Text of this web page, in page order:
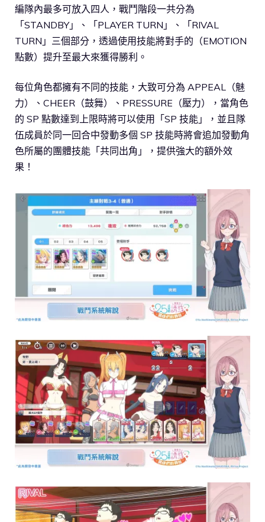
編隊內最多可放入四人，戰鬥階段一共分為
「STANDBY」、「PLAYER TURN」、「RIVAL
TURN」三個部分，透過使用技能將對手的（EMOTION
點數）提升至最大來獲得勝利。
每位角色都擁有不同的技能，大致可分為 APPEAL（魅
力）、CHEER（鼓舞）、PRESSURE（壓力），當角色
的 SP 點數達到上限時將可以使用「SP 技能」，並且隊
伍成員於同一回合中發動多個 SP 技能時將會追加發動角
色所屬的團體技能「共同出角」，提供強大的額外效
果！